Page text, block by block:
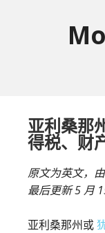
亚利桑那
得税、财
原文为英文，
最后更新5 月
亚利桑那州或